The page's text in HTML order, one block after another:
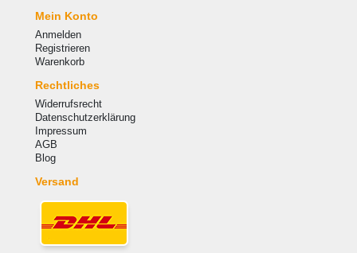
Mein Konto
Anmelden
Registrieren
Warenkorb
Rechtliches
Widerrufsrecht
Datenschutzerklärung
Impressum
AGB
Blog
Versand